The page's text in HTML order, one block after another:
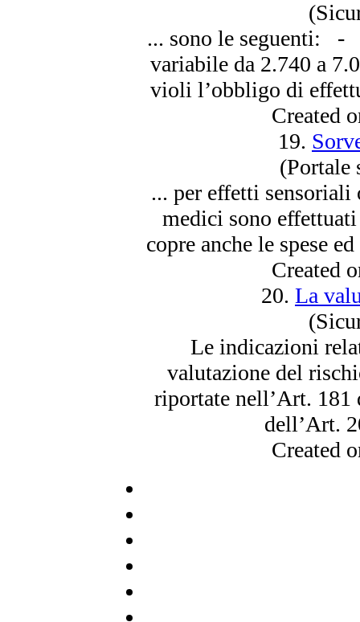
... sono le seguenti: -
variabile da 2.740 a
violi l’obbligo di
Created
19.
(Portale
... per effetti
medici sono
copre anche le spese
Created
20. La
Le indicazioni
valutazione del
riportate nell’Art.
dell’Art.
Created